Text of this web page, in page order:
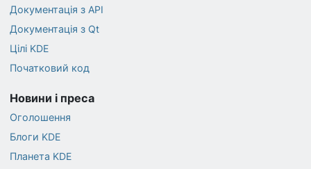
Документація з API
Документація з Qt
Цілі KDE
Початковий код
Новини і преса
Оголошення
Блоги KDE
Планета KDE